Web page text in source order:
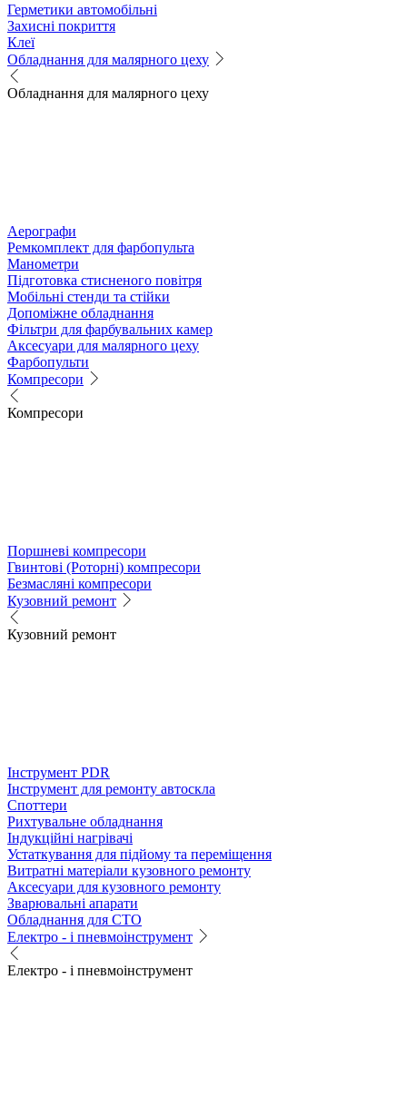
Герметики автомобільні
Захисні покриття
Клеї
Обладнання для малярного цеху
Обладнання для малярного цеху
Аерографи
Ремкомплект для фарбопульта
Манометри
Підготовка стисненого повітря
Мобільні стенди та стійки
Допоміжне обладнання
Фільтри для фарбувальних камер
Аксесуари для малярного цеху
Фарбопульти
Компресори
Компресори
Поршневі компресори
Гвинтові (Роторні) компресори
Безмасляні компресори
Кузовний ремонт
Кузовний ремонт
Інструмент PDR
Інструмент для ремонту автоскла
Споттери
Рихтувальне обладнання
Індукційні нагрівачі
Устаткування для підйому та переміщення
Витратні матеріали кузовного ремонту
Аксесуари для кузовного ремонту
Зварювальні апарати
Обладнання для СТО
Електро - і пневмоінструмент
Електро - і пневмоінструмент